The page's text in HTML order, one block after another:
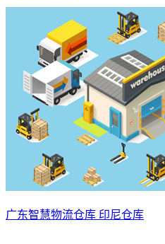
广东智慧物流仓库 印尼仓库